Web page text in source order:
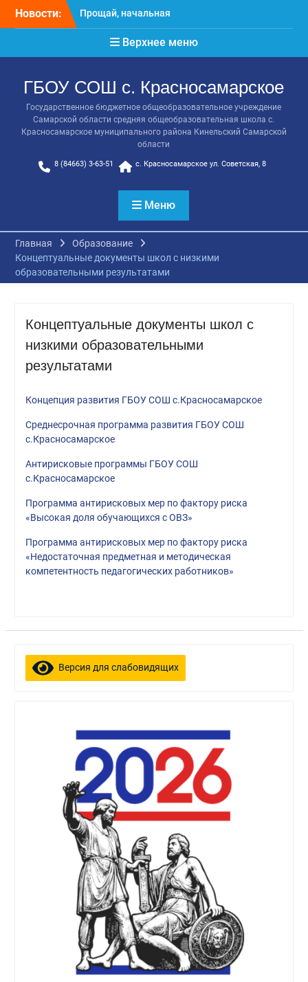
Новости:
Расписание консультаций
выпускников 9 класса
Класс года
Последний звонок
ТОП «Ребёнок не прошёл
на бюджет. Как получить
господдержку и
сохранить семейный
Верхнее меню
ГБОУ СОШ с. Красносамарское
Государственное бюджетное общеобразовательное учреждение
Самарской области средняя общеобразовательная школа с.
Красносамарское муниципального района Кинельский Самарской
области
8 (84663) 3-63-51 с. Красносамарское ул. Советская, 8
Меню
Главная
Образование
Концептуальные документы школ с низкими
образовательными результатами
Концептуальные документы школ с
низкими образовательными
результатами
Концепция развития ГБОУ СОШ с.Красносамарское
Среднесрочная программа развития ГБОУ СОШ
с.Красносамарское
Антирисковые программы ГБОУ СОШ
с.Красносамарское
Программа антирисковых мер по фактору риска
«Высокая доля обучающихся с ОВЗ»
Программа антирисковых мер по фактору риска
«Недостаточная предметная и методическая
компетентность педагогических работников»
Версия для слабовидящих